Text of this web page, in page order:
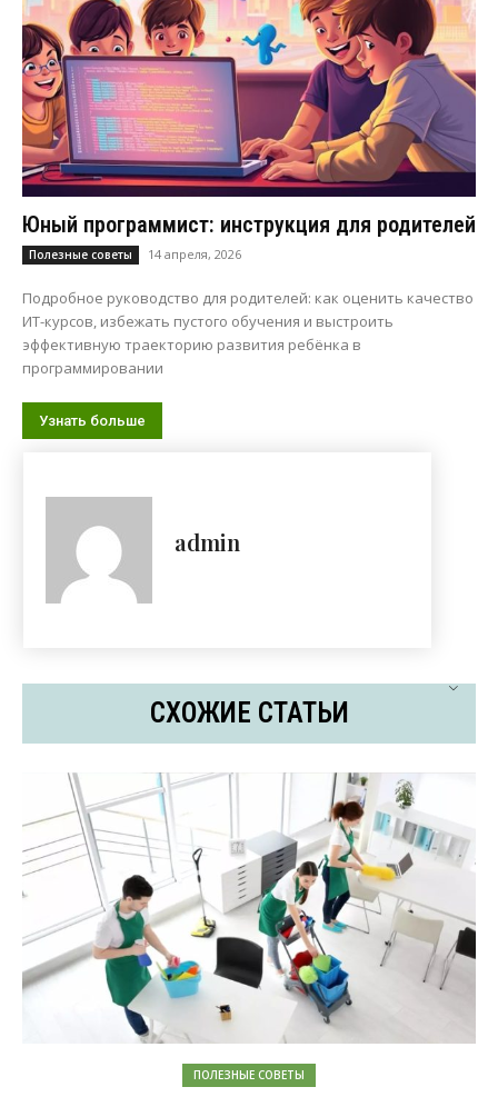
Юный программист: инструкция для родителей
Полезные советы 14 апреля, 2026
Подробное руководство для родителей: как оценить качество
ИТ-курсов, избежать пустого обучения и выстроить
эффективную траекторию развития ребёнка в
программировании
Узнать больше
admin
СХОЖИЕ СТАТЬИ
ПОЛЕЗНЫЕ СОВЕТЫ